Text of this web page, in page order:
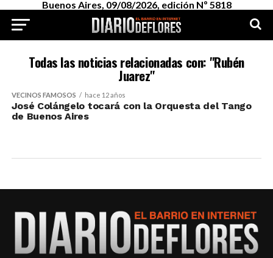
Buenos Aires, 09/08/2026, edición Nº 5818
Todas las noticias relacionadas con: "Rubén
Juarez"
VECINOS FAMOSOS hace 12 años
José Colángelo tocará con la Orquesta del Tango
de Buenos Aires